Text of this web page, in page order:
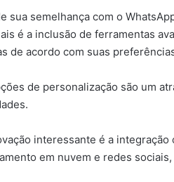
sua semelhança com o
é a inclusão de ferramentas
de acordo com suas
de personalização são um
interessante é a
em nuvem e redes